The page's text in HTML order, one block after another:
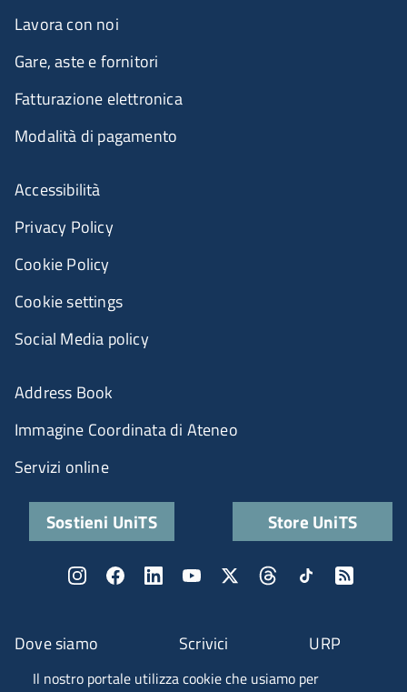
Il nostro portale utilizza cookie che usiamo per
Dove siamo Scrivici URP
Lavora con noi
Gare, aste e fornitori
Fatturazione elettronica
Modalità di pagamento
Accessibilità
Privacy Policy
Cookie Policy
Cookie settings
Social Media policy
Address Book
Immagine Coordinata di Ateneo
Servizi online
Sostieni UniTS Store UniTS